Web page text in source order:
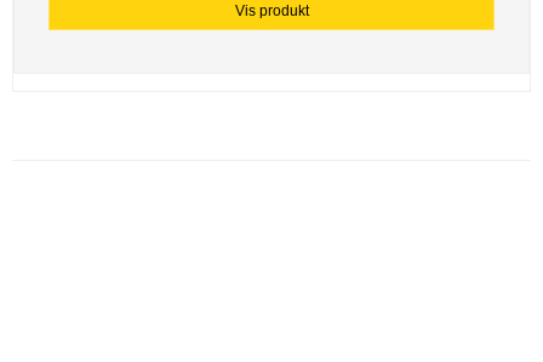
Vis produkt